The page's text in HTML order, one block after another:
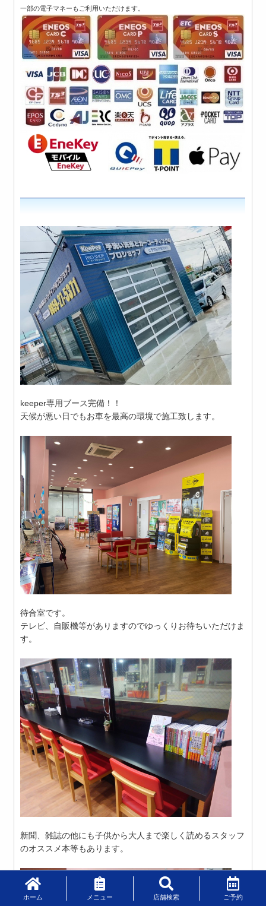
一部の電子マネーもご利用いただけます。
keeper専用ブース完備！！
天候が悪い日でもお車を最高の環境で施工致します。
待合室です。
テレビ、自販機等がありますのでゆっくりお待ちいただけま
す。
新聞、雑誌の他にも子供から大人まで楽しく読めるスタッフ
のオススメ本等もあります。
ホーム メニュー 店舗検索 ご予約